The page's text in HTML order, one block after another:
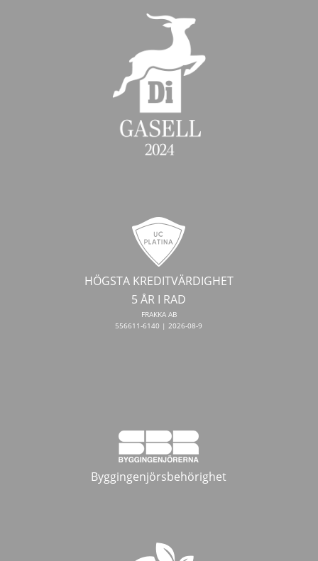
HÖGSTA KREDITVÄRDIGHET
5 ÅR I RAD
FRAKKA AB
556611-6140 | 2026-08-9
Byggingenjörsbehörighet